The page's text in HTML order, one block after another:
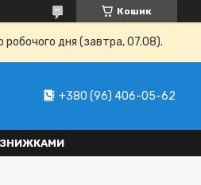
Кошик
робочого дня (завтра, 07.08).
+380 (96) 406-05-62
ЗНИЖКАМИ